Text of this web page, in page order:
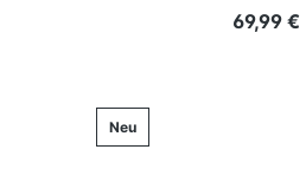
69,99 €
Neu